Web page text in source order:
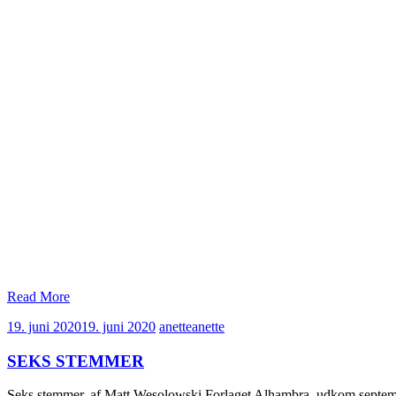
Read More
19. juni 202019. juni 2020 anetteanette
SEKS STEMMER